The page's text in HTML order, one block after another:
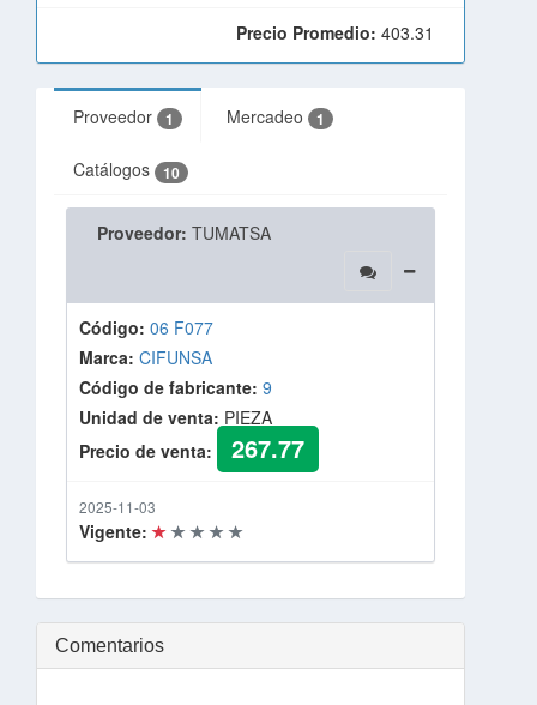
Precio Promedio: 403.31
Proveedor 1 Mercadeo 1
Catálogos 10
Proveedor: TUMATSA
Código: 06 F077
Marca: CIFUNSA
Código de fabricante: 9
Unidad de venta: PIEZA
Precio de venta:
267.77
2025-11-03
Vigente:
Comentarios